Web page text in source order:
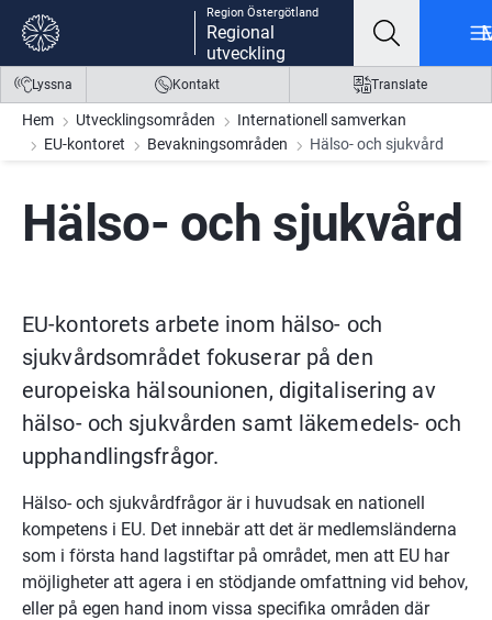
Gå till innehåll
Gå till meny
Gå till sidfot
Region Östergötland
Regional
utveckling
Lyssna Kontakt Translate
Hem Utvecklingsområden
Internationell samverkan
EU-kontoret
Bevakningsområden Hälso- och sjukvård
Hälso- och sjukvård
EU-kontorets arbete inom hälso- och
sjukvårdsområdet fokuserar på den
europeiska hälsounionen, digitalisering av
hälso- och sjukvården samt läkemedels- och
upphandlingsfrågor.
Hälso- och sjukvårdfrågor är i huvudsak en nationell
kompetens i EU. Det innebär att det är medlemsländerna
som i första hand lagstiftar på området, men att EU har
möjligheter att agera i en stödjande omfattning vid behov,
eller på egen hand inom vissa specifika områden där